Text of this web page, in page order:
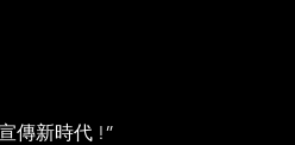
傳新時代 !”